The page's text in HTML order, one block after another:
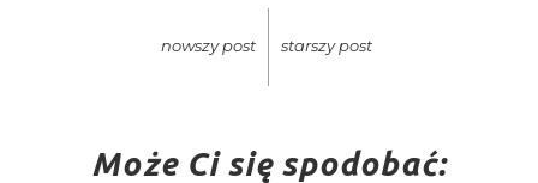
nowszy post starszy post
Może Ci się spodobać: